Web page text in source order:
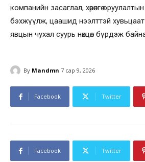
компанийн засаглал, хөрөнгө
бэхжүүлж, цаашид нээлттэй
явцын чухал суурь нөхцөл бүрдэж
By Mandmn 7 сар 9, 2026
Facebook Twitter
Facebook Twitter